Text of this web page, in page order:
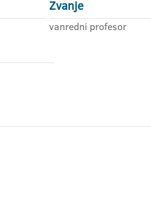
Zvanje
vanredni profesor